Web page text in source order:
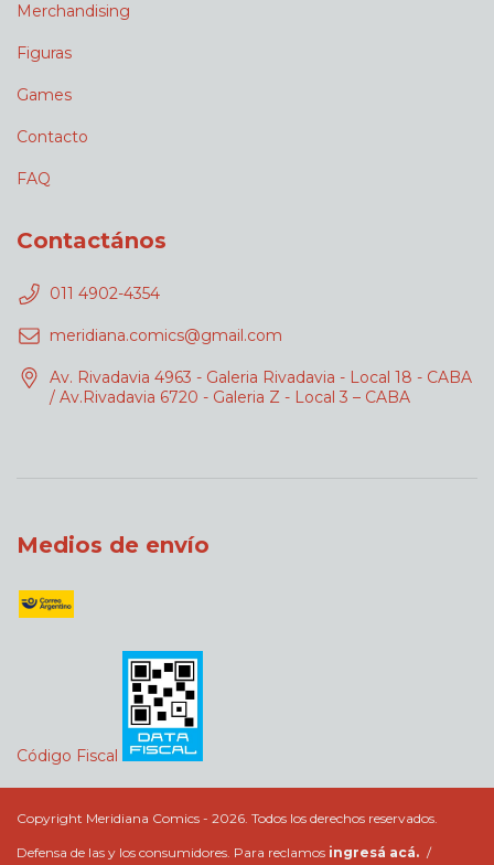
Merchandising
Figuras
Games
Contacto
FAQ
Contactános
011 4902-4354
meridiana.comics@gmail.com
Av. Rivadavia 4963 - Galeria Rivadavia - Local 18 - CABA
/ Av.Rivadavia 6720 - Galeria Z - Local 3 – CABA
Medios de envío
Código Fiscal
Copyright Meridiana Comics - 2026. Todos los derechos reservados.
Defensa de las y los consumidores. Para reclamos ingresá acá. /